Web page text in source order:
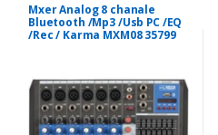
Mxer Analog 8 chanale
Bluetooth /Mp3 /Usb PC /EQ
/Rec / Karma MXM08 35799